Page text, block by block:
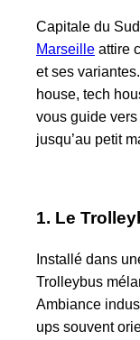
Capitale du
Marseille attire
et ses
house, tech
vous guide
jusqu’au petit
1. Le
Installé dans
Trolleybus
Ambiance
ups souvent